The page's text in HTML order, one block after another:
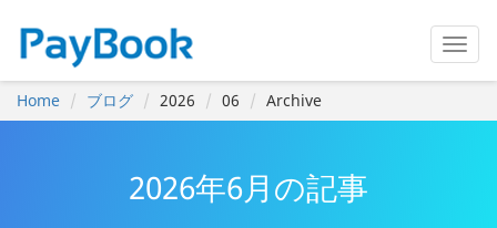
Home ブログ 2026 06 Archive
2026年6月の記事